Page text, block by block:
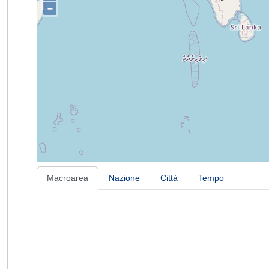
–
Macroarea Nazione Città Tempo